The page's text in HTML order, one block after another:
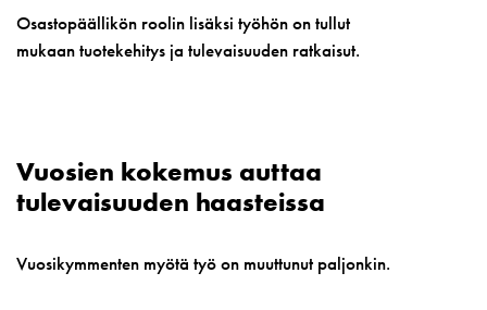
Osastopäällikön roolin lisäksi työhön on tullut
mukaan tuotekehitys ja tulevaisuuden ratkaisut.
Vuosien kokemus auttaa
tulevaisuuden haasteissa
Vuosikymmenten myötä työ on muuttunut paljonkin.